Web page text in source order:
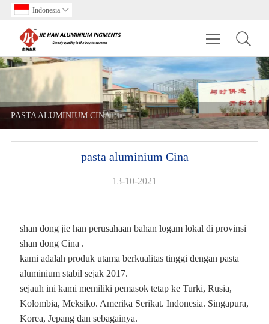
Indonesia 
Toggle
PASTA ALUMINIUM CINA
pasta aluminium Cina
13-10-2021
shan dong jie han perusahaan bahan logam lokal di provinsi
shan dong Cina .
kami adalah produk utama berkualitas tinggi dengan pasta
aluminium stabil sejak 2017.
sejauh ini kami memiliki pemasok tetap ke Turki, Rusia,
Kolombia, Meksiko. Amerika Serikat. Indonesia. Singapura,
Korea, Jepang dan sebagainya.